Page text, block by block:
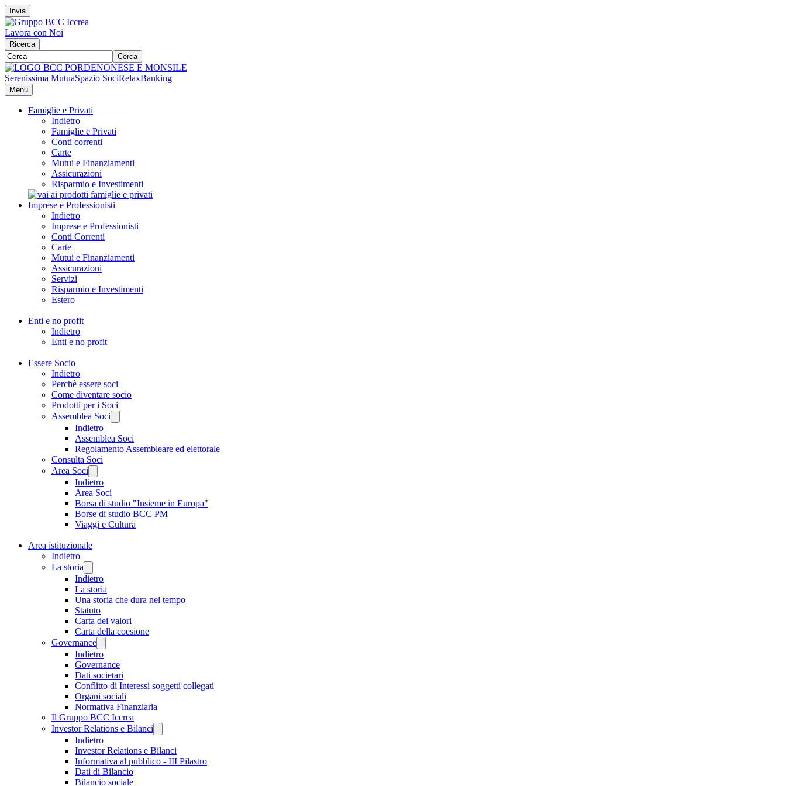
Invia
Lavora con Noi
Ricerca
Cerca
Serenissima MutuaSpazio SociRelaxBanking
Menu
Famiglie e Privati
Indietro
Famiglie e Privati
Conti correnti
Carte
Mutui e Finanziamenti
Assicurazioni
Risparmio e Investimenti
Imprese e Professionisti
Indietro
Imprese e Professionisti
Conti Correnti
Carte
Mutui e Finanziamenti
Assicurazioni
Servizi
Risparmio e Investimenti
Estero
Enti e no profit
Indietro
Enti e no profit
Essere Socio
Indietro
Perchè essere soci
Come diventare socio
Prodotti per i Soci
Assemblea Soci
Indietro
Assemblea Soci
Regolamento Assembleare ed elettorale
Consulta Soci
Area Soci
Indietro
Area Soci
Borsa di studio "Insieme in Europa"
Borse di studio BCC PM
Viaggi e Cultura
Area istituzionale
Indietro
La storia
Indietro
La storia
Una storia che dura nel tempo
Statuto
Carta dei valori
Carta della coesione
Governance
Indietro
Governance
Dati societari
Conflitto di Interessi soggetti collegati
Organi sociali
Normativa Finanziaria
Il Gruppo BCC Iccrea
Investor Relations e Bilanci
Indietro
Investor Relations e Bilanci
Informativa al pubblico - III Pilastro
Dati di Bilancio
Bilancio sociale